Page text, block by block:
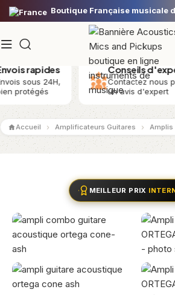
Boutique Française musicale
24H,
Conseils d'expert
Contactez nous pour
un avis d'expert
Accueil Amplificateurs Guitares Amplis
MEILLEUR PRIX